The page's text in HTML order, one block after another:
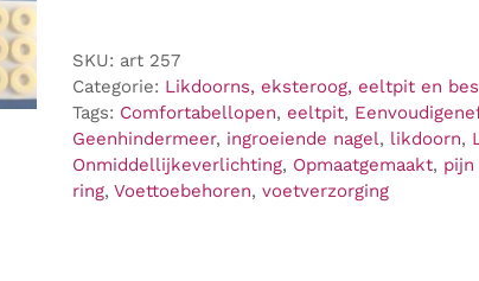
van
eeltpit,
eksteroog
of
likdoorn
aantal
SKU: art 257
Categorie: Likdoorns, eksteroog, eeltpit en
Tags: Comfortabellopen, eeltpit,
Geenhindermeer, ingroeiende nagel, likdoorn,
Onmiddellijkeverlichting, Opmaatgemaakt, pijn
ring, Voettoebehoren, voetverzorging